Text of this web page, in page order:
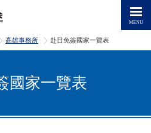
>
高雄事務所 >
赴日免簽國家一覽表
國家一覽表